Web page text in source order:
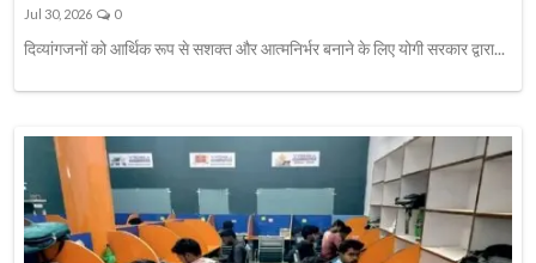
Jul 30, 2026 0
दिव्यांगजनों को आर्थिक रूप से सशक्त और आत्मनिर्भर बनाने के लिए योगी सरकार द्वारा...